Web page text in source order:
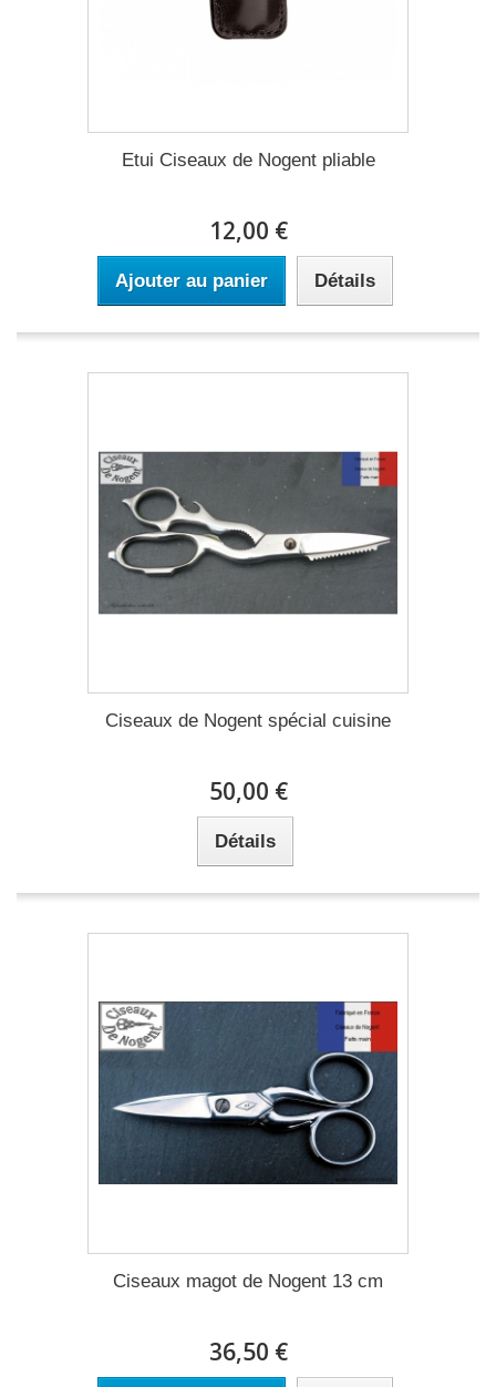
Etui Ciseaux de Nogent pliable
12,00 €
Ajouter au panier Détails
Ciseaux de Nogent spécial cuisine
50,00 €
Détails
Ciseaux magot de Nogent 13 cm
36,50 €